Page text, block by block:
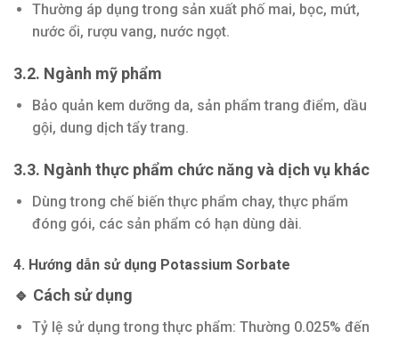
Thường áp dụng trong sản xuất phố mai, bọc, mứt,
nước ổi, rượu vang, nước ngọt.
3.2. Ngành mỹ phẩm
Bảo quản kem dưỡng da, sản phẩm trang điểm, dầu
gội, dung dịch tẩy trang.
3.3. Ngành thực phẩm chức năng và dịch vụ khác
Dùng trong chế biến thực phẩm chay, thực phẩm
đóng gói, các sản phẩm có hạn dùng dài.
4. Hướng dẫn sử dụng Potassium Sorbate
🔹 Cách sử dụng
Tỷ lệ sử dụng trong thực phẩm: Thường 0.025% đến